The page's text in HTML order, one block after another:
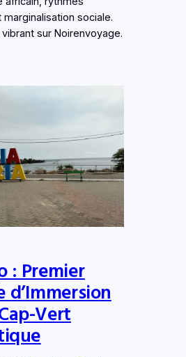
sociale.
sur Noirenvoyage.
: Premier
d’Immersion
Vert